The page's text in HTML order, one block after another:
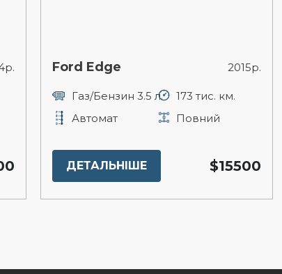
Ford Edge 2015р.
Газ/Бензин 3.5 л.
173 тис. км.
Автомат
Повний
ДЕТАЛЬНІШЕ $15500